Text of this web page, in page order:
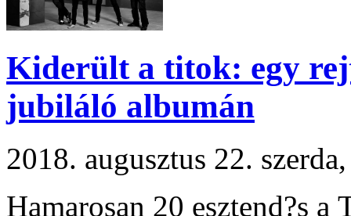
Kiderült a titok: egy
jubiláló albumán
2018. augusztus 22.
Hamarosan 20 esztend?s a